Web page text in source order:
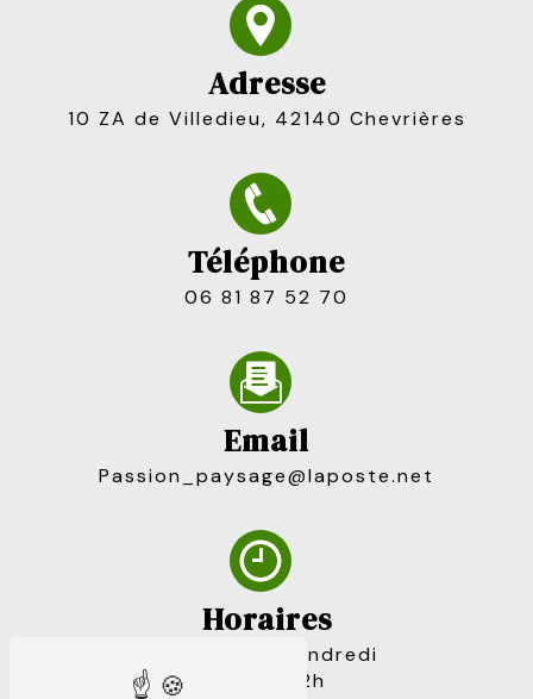
Adresse
10 ZA de Villedieu, 42140 Chevrières
Téléphone
06 81 87 52 70
Email
passion_paysage@laposte.net
Horaires
Du lundi au vendredi
7h30 à 12h